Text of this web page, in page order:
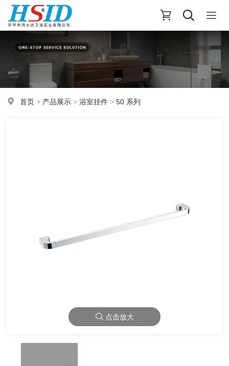
首页 > 产品展示 >浴室挂件 >50 系列
点击放大